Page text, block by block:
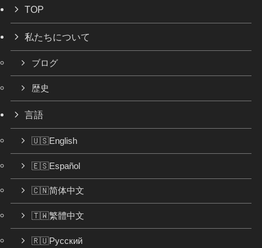
TOP
私たちについて
ブログ
歴史
言語
🇺🇸English
🇪🇸Español
🇨🇳简体中文
🇹🇼繁體中文
🇷🇺Русский